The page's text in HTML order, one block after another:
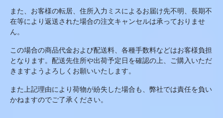
また、お客様の転居、住所入力ミスによるお届け先不明、長期不
在等により返送された場合の注文キャンセルは承っておりませ
ん。
この場合の商品代金および配送料、各種手数料などはお客様負担
となります。配送先住所や出荷予定日を確認の上、ご購入いただ
きますようよろしくお願いいたします。
また上記理由により荷物が紛失した場合も、弊社では責任を負い
かねますのでご了承ください。